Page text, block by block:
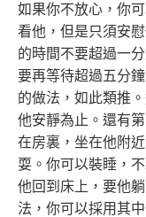
如果你不放心，你
看他， 但是只須安
的時間不要超過一
要再等待超過五分
的做法， 如此類推
他安靜為止。 還有
在房裏， 坐在他附
耍。你可以裝睡，
他回到床上，要他躺
法， 你可以採用其